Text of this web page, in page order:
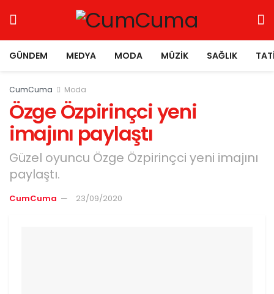
GÜNDEM MEDYA MODA MÜZIK SAĞLIK
CumCuma Moda
Özge Özpirinçci yeni
imajını paylaştı
Güzel oyuncu Özge Özpirinçci yeni imajını
paylaştı.
CumCuma 23/09/2020